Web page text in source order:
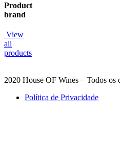
Product
brand
View
all
products
2020 House OF Wines – Todos os
Política de Privacidade